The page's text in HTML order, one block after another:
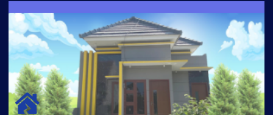
BGF HOUSE
Hunian Mewah Pusat Kota dengan fasilitas Free Desain, Dapur,
Parkir Mobil dengan 3 Kamar Tidur dan 2 Kamar Mandi.